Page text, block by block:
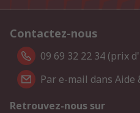
Contactez-nous
09 69 32 22 34 (prix
Par e-mail dans Aide
Retrouvez-nous sur